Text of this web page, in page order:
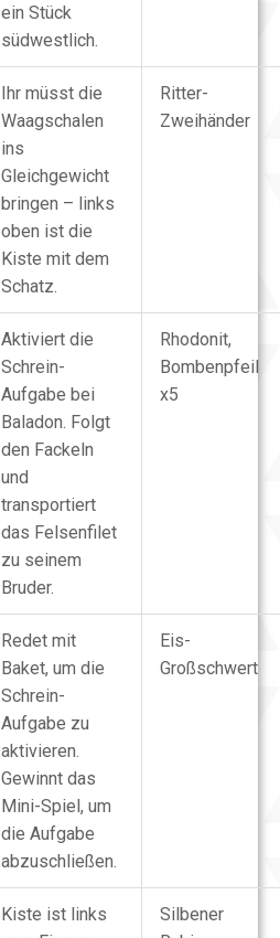
ein Stück
südwestlich.
Ihr müsst die
Waagschalen
ins
Gleichgewicht
bringen – links
oben ist die
Kiste mit dem
Schatz.
Ritter-
Zweihänder
Aktiviert die
Schrein-
Aufgabe bei
Baladon. Folgt
den Fackeln
und
transportiert
das Felsenfilet
zu seinem
Bruder.
Rhodonit,
Bombenpfeil
x5
Redet mit
Baket, um die
Schrein-
Aufgabe zu
aktivieren.
Gewinnt das
Mini-Spiel, um
die Aufgabe
abzuschließen.
Eis-
Großschwert
Kiste ist links
Silbener